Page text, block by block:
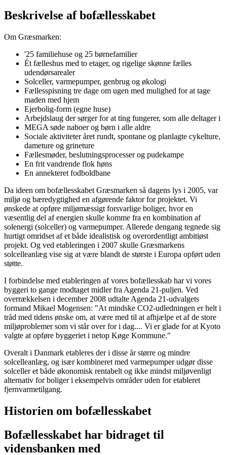
Beskrivelse af bofællesskabet
Om Græsmarken:
'25 familiehuse og 25 børnefamilier
Ét fælleshus med to etager, og rigelige skønne fælles
udendørsarealer
Solceller, varmepumper, genbrug og økologi
Fællesspisning tre dage om ugen med mulighed for at tage
maden med hjem
Ejerbolig-form (egne huse)
Arbejdslaug der sørger for at ting fungerer, som alle deltager i
MEGA søde naboer og børn i alle aldre
Sociale aktiviteter året rundt, spontane og planlagte cykelture,
dameture og grineture
Fællesmøder, beslutningsprocesser og pudekampe
En frit vandrende flok høns
En annekteret fodboldbane
Da ideen om bofællesskabet Græsmarken så dagens lys i 2005, var
miljø og bæredygtighed en afgørende faktor for projektet. Vi
ønskede at opføre miljømæssigt forsvarlige boliger, hvor en
væsentlig del af energien skulle komme fra en kombination af
solenergi (solceller) og varmepumper. Allerede dengang tegnede sig
hurtigt omridset af et både idealistisk og overordentligt ambitiøst
projekt. Og ved etableringen i 2007 skulle Græsmarkens
solcelleanlæg vise sig at være blandt de største i Europa opført uden
støtte.
I forbindelse med etableringen af vores bofællesskab har vi vores
byggeri to gange modtaget midler fra Agenda 21-puljen. Ved
overrækkelsen i december 2008 udtalte Agenda 21-udvalgets
formand Mikael Mogensen: "At mindske CO2-udledningen er helt i
tråd med tidens ønske om, at være med til at afhjælpe et af de store
miljøproblemer som vi står over for i dag.... Vi er glade for at Kyoto
valgte at opføre byggeriet i netop Køge Kommune."
Overalt i Danmark etableres der i disse år større og mindre
solcelleanlæg, og især kombineret med varmepumper udgør disse
solceller et både økonomisk rentabelt og ikke mindst miljøvenligt
alternativ for boliger i eksempelvis områder uden for etableret
fjernvarmetilgang.
Historien om bofællesskabet
Bofællesskabet har bidraget til
vidensbanken med